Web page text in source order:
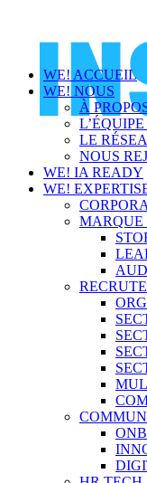
WE! ACCUEIL
WE! NOUS
À
LE
NOUS
WE! IA READY
WE!
MARQUE